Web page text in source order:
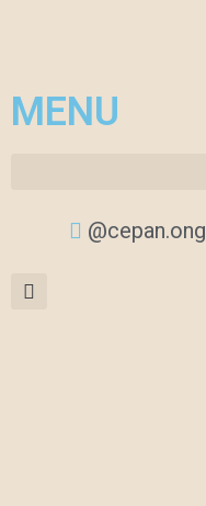
MENU
@cepan.ong